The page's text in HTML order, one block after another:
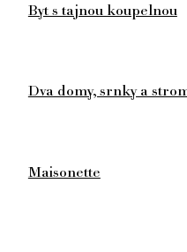
Byt s tajnou koupelnou
Dva domy, srnky a
Maisonette